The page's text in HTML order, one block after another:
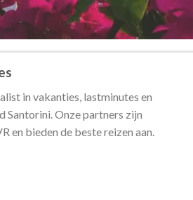
in vakanties, lastminutes en
Santorini. Onze partners zijn
en bieden de beste reizen aan.